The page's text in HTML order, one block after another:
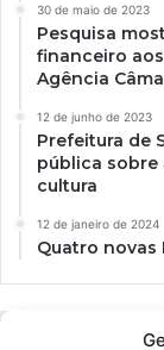
30 de maio de 2023
Pesquisa
financeiro
Agência
12 de junho de 2023
Prefeitura de
pública sobre
cultura
12 de janeiro de 2024
Quatro novas